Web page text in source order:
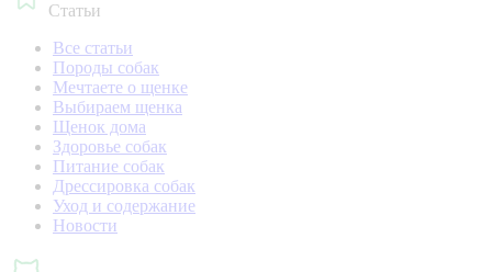
Статьи
Все статьи
Породы собак
Мечтаете о щенке
Выбираем щенка
Щенок дома
Здоровье собак
Питание собак
Дрессировка собак
Уход и содержание
Новости